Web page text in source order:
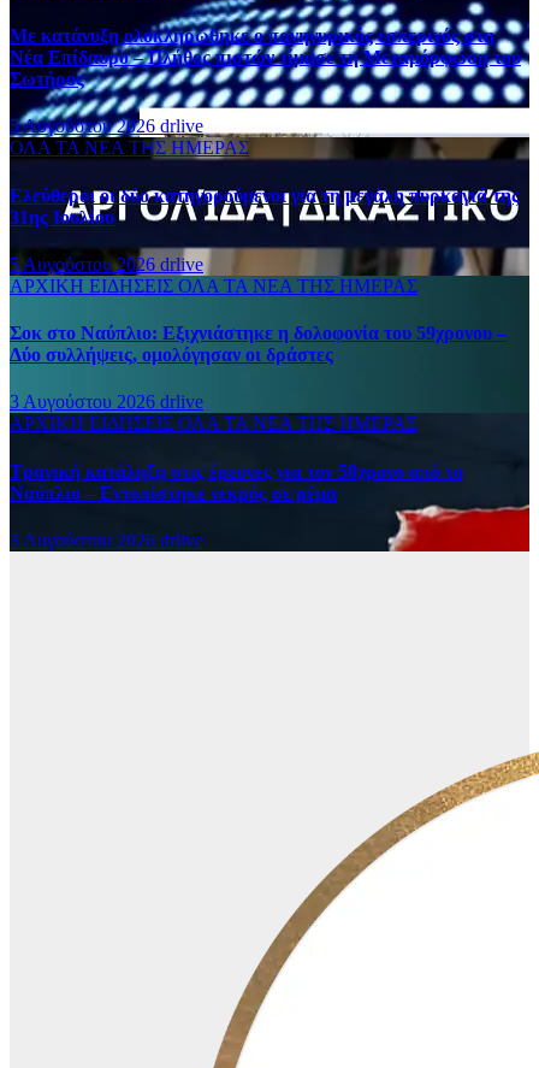
Με κατάνυξη ολοκληρώθηκε ο πανηγυρικός εσπερινός στη
Νέα Επίδαυρο – Πλήθος πιστών τίμησε τη Μεταμόρφωση του
Σωτήρος
5 Αυγούστου 2026 drlive
ΟΛΑ ΤΑ ΝΕΑ ΤΗΣ ΗΜΕΡΑΣ
Ελεύθεροι οι δύο κατηγορούμενοι για τη μεγάλη πυρκαγιά της
31ης Ιουλίου
5 Αυγούστου 2026 drlive
ΑΡΧΙΚΗ ΕΙΔΗΣΕΙΣ ΟΛΑ ΤΑ ΝΕΑ ΤΗΣ ΗΜΕΡΑΣ
Σοκ στο Ναύπλιο: Εξιχνιάστηκε η δολοφονία του 59χρονου –
Δύο συλλήψεις, ομολόγησαν οι δράστες
3 Αυγούστου 2026 drlive
ΑΡΧΙΚΗ ΕΙΔΗΣΕΙΣ ΟΛΑ ΤΑ ΝΕΑ ΤΗΣ ΗΜΕΡΑΣ
Τραγική κατάληξη στις έρευνες για τον 58χρονο από το
Ναύπλιο – Εντοπίστηκε νεκρός σε ρέμα
3 Αυγούστου 2026 drlive